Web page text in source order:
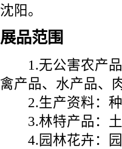
沈阳。
展品范围
1.无公害农产品
禽产品、水产品、
2.生产资料：种
3.林特产品：土
4.园林花卉：园